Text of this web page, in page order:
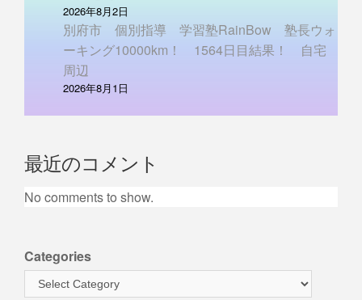
2026年8月2日
別府市 個別指導 学習塾RainBow 塾長ウォ
ーキング10000km！ 1564日目結果！ 自宅
周辺
2026年8月1日
最近のコメント
No comments to show.
Categories